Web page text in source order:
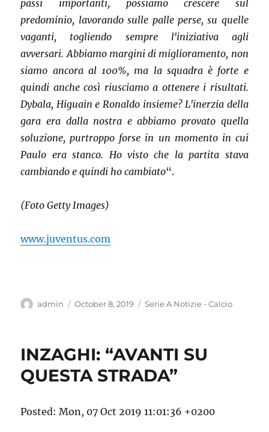
passi importanti, possiamo crescere sul
predominio, lavorando sulle palle perse, su quelle
vaganti, togliendo sempre l'iniziativa agli
avversari. Abbiamo margini di miglioramento, non
siamo ancora al 100%, ma la squadra è forte e
quindi anche così riusciamo a ottenere i risultati.
Dybala, Higuain e Ronaldo insieme? L'inerzia della
gara era dalla nostra e abbiamo provato quella
soluzione, purtroppo forse in un momento in cui
Paulo era stanco. Ho visto che la partita stava
cambiando e quindi ho cambiato“.
(Foto Getty Images)
www.juventus.com
Author
admin
Posted
October 8, 2019 Categories
Serie A Notizie - Calcio
INZAGHI: “AVANTI SU
QUESTA STRADA”
Posted: Mon, 07 Oct 2019 11:01:36 +0200